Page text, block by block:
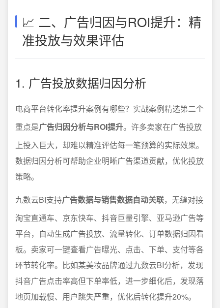
📈 二、广告归因与ROI提升：精
准投放与效果评估
1. 广告投放数据归因分析
电商平台转化率提升案例有哪些？实战案例精选第二个
重点是广告归因分析与ROI提升。许多卖家在广告投放
上投入巨大，却难以精准评估每一笔预算的实际效果。
数据归因分析可帮助企业明晰广告渠道贡献，优化投放
策略。
九数云BI支持广告数据与销售数据自动关联，无缝对接
淘宝直通车、京东快车、抖音巨量引擎、亚马逊广告等
平台，自动生成广告投放、流量转化、订单数据归因看
板。卖家可一键查看广告曝光、点击、下单、支付等各
环节转化率。比如某美妆品牌通过九数云BI分析，发现
抖音广告点击率高但下单率低，进一步细化后，发现落
地页加载慢、用户跳失严重，优化后转化提升20%。